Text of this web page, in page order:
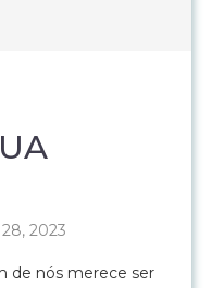
2023
de nós merece ser